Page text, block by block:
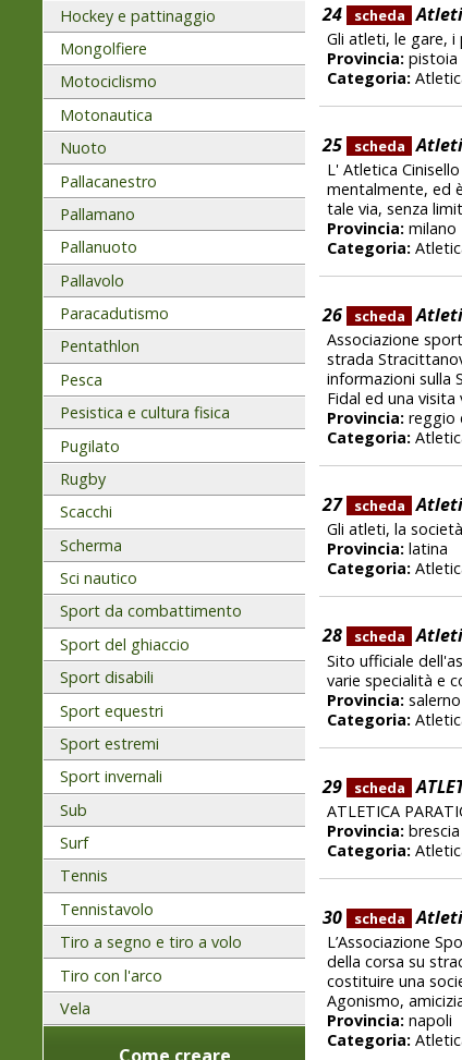
Hockey e pattinaggio
Mongolfiere
Motociclismo
Motonautica
Nuoto
Pallacanestro
Pallamano
Pallanuoto
Pallavolo
Paracadutismo
Pentathlon
Pesca
Pesistica e cultura fisica
Pugilato
Rugby
Scacchi
Scherma
Sci nautico
Sport da combattimento
Sport del ghiaccio
Sport disabili
Sport equestri
Sport estremi
Sport invernali
Sub
Surf
Tennis
Tennistavolo
Tiro a segno e tiro a volo
Tiro con l'arco
Vela
24 scheda
Gli atleti, le gare, i
Provincia: pistoia
Categoria:
25 scheda
L' Atletica
mentalmente, ed
tale via, senza
Provincia: milano
Categoria:
26 scheda
Associazione
strada
informazioni sulla
Fidal ed una
Provincia: reggio
Categoria:
27 scheda
Gli atleti, la
Provincia: latina
Categoria:
28 scheda
Sito ufficiale
varie specialità e
Provincia: salerno
Categoria:
29 scheda
ATLETICA
Provincia: brescia
Categoria:
30 scheda
L’Associazione
della corsa su
costituire una
Agonismo,
Provincia: napoli
Categoria: